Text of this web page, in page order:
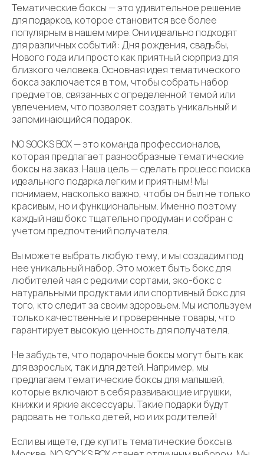
Тематические боксы — это удивительное решение
для подарков, которое становится все более
популярным в нашем мире. Они идеально подходят
для различных событий: Дня рождения, свадьбы,
Нового года или просто как приятный сюрприз для
близкого человека. Основная идея тематического
бокса заключается в том, чтобы собрать набор
предметов, связанных с определенной темой или
увлечением, что позволяет создать уникальный и
запоминающийся подарок.
NO SOCKS BOX — это команда профессионалов,
которая предлагает разнообразные тематические
боксы на заказ. Наша цель — сделать процесс поиска
идеального подарка легким и приятным! Мы
понимаем, насколько важно, чтобы он был не только
красивым, но и функциональным. Именно поэтому
каждый наш бокс тщательно продуман и собран с
учетом предпочтений получателя.
Вы можете выбрать любую тему, и мы создадим под
нее уникальный набор. Это может быть бокс для
любителей чая с редкими сортами, эко-бокс с
натуральными продуктами или спортивный бокс для
того, кто следит за своим здоровьем. Мы используем
только качественные и проверенные товары, что
гарантирует высокую ценность для получателя.
Не забудьте, что подарочные боксы могут быть как
для взрослых, так и для детей. Например, мы
предлагаем тематические боксы для малышей,
которые включают в себя развивающие игрушки,
книжки и яркие аксессуары. Такие подарки будут
радовать не только детей, но и их родителей!
Если вы ищете, где купить тематические боксы в